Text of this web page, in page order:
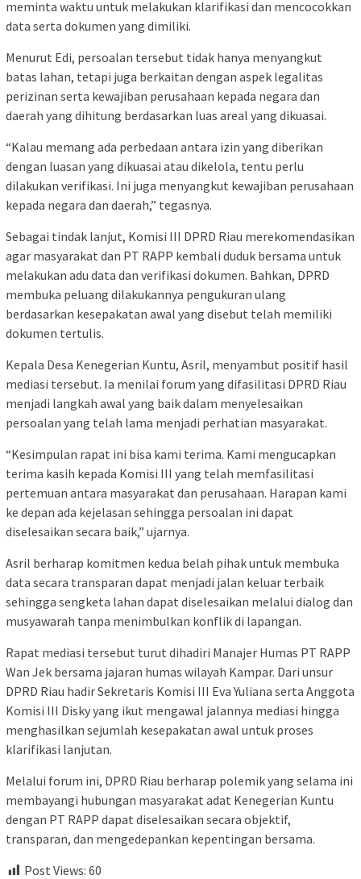
meminta waktu untuk melakukan klarifikasi dan mencocokkan
data serta dokumen yang dimiliki.
Menurut Edi, persoalan tersebut tidak hanya menyangkut
batas lahan, tetapi juga berkaitan dengan aspek legalitas
perizinan serta kewajiban perusahaan kepada negara dan
daerah yang dihitung berdasarkan luas areal yang dikuasai.
“Kalau memang ada perbedaan antara izin yang diberikan
dengan luasan yang dikuasai atau dikelola, tentu perlu
dilakukan verifikasi. Ini juga menyangkut kewajiban perusahaan
kepada negara dan daerah,” tegasnya.
Sebagai tindak lanjut, Komisi III DPRD Riau merekomendasikan
agar masyarakat dan PT RAPP kembali duduk bersama untuk
melakukan adu data dan verifikasi dokumen. Bahkan, DPRD
membuka peluang dilakukannya pengukuran ulang
berdasarkan kesepakatan awal yang disebut telah memiliki
dokumen tertulis.
Kepala Desa Kenegerian Kuntu, Asril, menyambut positif hasil
mediasi tersebut. Ia menilai forum yang difasilitasi DPRD Riau
menjadi langkah awal yang baik dalam menyelesaikan
persoalan yang telah lama menjadi perhatian masyarakat.
“Kesimpulan rapat ini bisa kami terima. Kami mengucapkan
terima kasih kepada Komisi III yang telah memfasilitasi
pertemuan antara masyarakat dan perusahaan. Harapan kami
ke depan ada kejelasan sehingga persoalan ini dapat
diselesaikan secara baik,” ujarnya.
Asril berharap komitmen kedua belah pihak untuk membuka
data secara transparan dapat menjadi jalan keluar terbaik
sehingga sengketa lahan dapat diselesaikan melalui dialog dan
musyawarah tanpa menimbulkan konflik di lapangan.
Rapat mediasi tersebut turut dihadiri Manajer Humas PT RAPP
Wan Jek bersama jajaran humas wilayah Kampar. Dari unsur
DPRD Riau hadir Sekretaris Komisi III Eva Yuliana serta Anggota
Komisi III Disky yang ikut mengawal jalannya mediasi hingga
menghasilkan sejumlah kesepakatan awal untuk proses
klarifikasi lanjutan.
Melalui forum ini, DPRD Riau berharap polemik yang selama ini
membayangi hubungan masyarakat adat Kenegerian Kuntu
dengan PT RAPP dapat diselesaikan secara objektif,
transparan, dan mengedepankan kepentingan bersama.
Post Views: 60